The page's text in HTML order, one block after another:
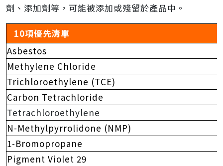
劑、添加劑等，可能被添加或殘留於產品中。
10項優先清單
Asbestos
Methylene Chloride
Trichloroethylene (TCE)
Carbon Tetrachloride
Tetrachloroethylene
N-Methylpyrrolidone (NMP)
1-Bromopropane
Pigment Violet 29